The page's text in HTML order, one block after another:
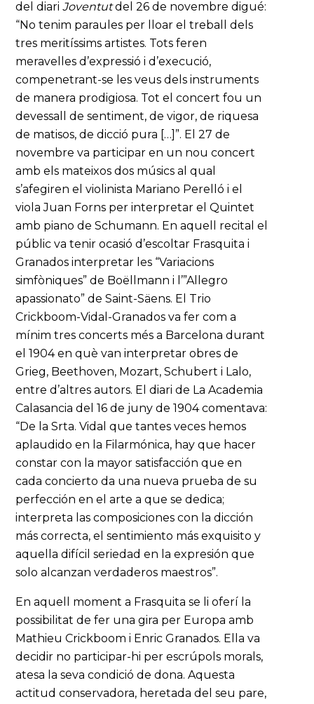
del diariJoventutdel 26 de novembre digué:
“No tenim paraules per lloar el treball dels
tres meritíssims artistes. Tots feren
meravelles d’expressió i d’execució,
compenetrant-se les veus dels instruments
de manera prodigiosa. Tot el concert fou un
devessall de sentiment, de vigor, de riquesa
de matisos, de dicció pura […]”. El 27 de
novembre va participar en un nou concert
amb els mateixos dos músics al qual
s’afegiren el violinista Mariano Perelló i el
viola Juan Forns per interpretar el Quintet
amb piano de Schumann. En aquell recital el
públic va tenir ocasió d’escoltar Frasquita i
Granados interpretar les “Variacions
simfòniques” de Boëllmann i l’”Allegro
apassionato” de Saint-Säens. El Trio
Crickboom-Vidal-Granados va fer com a
mínim tres concerts més a Barcelona durant
el 1904 en què van interpretar obres de
Grieg, Beethoven, Mozart, Schubert i Lalo,
entre d’altres autors. El diari de La Academia
Calasancia del 16 de juny de 1904 comentava:
“De la Srta. Vidal que tantes veces hemos
aplaudido en la Filarmónica, hay que hacer
constar con la mayor satisfacción que en
cada concierto da una nueva prueba de su
perfección en el arte a que se dedica;
interpreta las composiciones con la dicción
más correcta, el sentimiento más exquisito y
aquella difícil seriedad en la expresión que
solo alcanzan verdaderos maestros”.
En aquell moment a Frasquita se li oferí la
possibilitat de fer una gira per Europa amb
Mathieu Crickboom i Enric Granados. Ella va
decidir no participar-hi per escrúpols morals,
atesa la seva condició de dona. Aquesta
actitud conservadora, heretada del seu pare,